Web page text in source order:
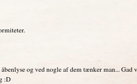
og ved nogle af dem tænker man... Gad
:D